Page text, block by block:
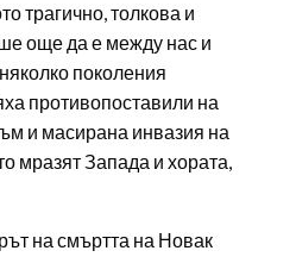
трагично, толкова и
още да е между нас и
поколения
противопоставили на
и масирана инвазия на
мразят Запада и хората,
на смъртта на Новак